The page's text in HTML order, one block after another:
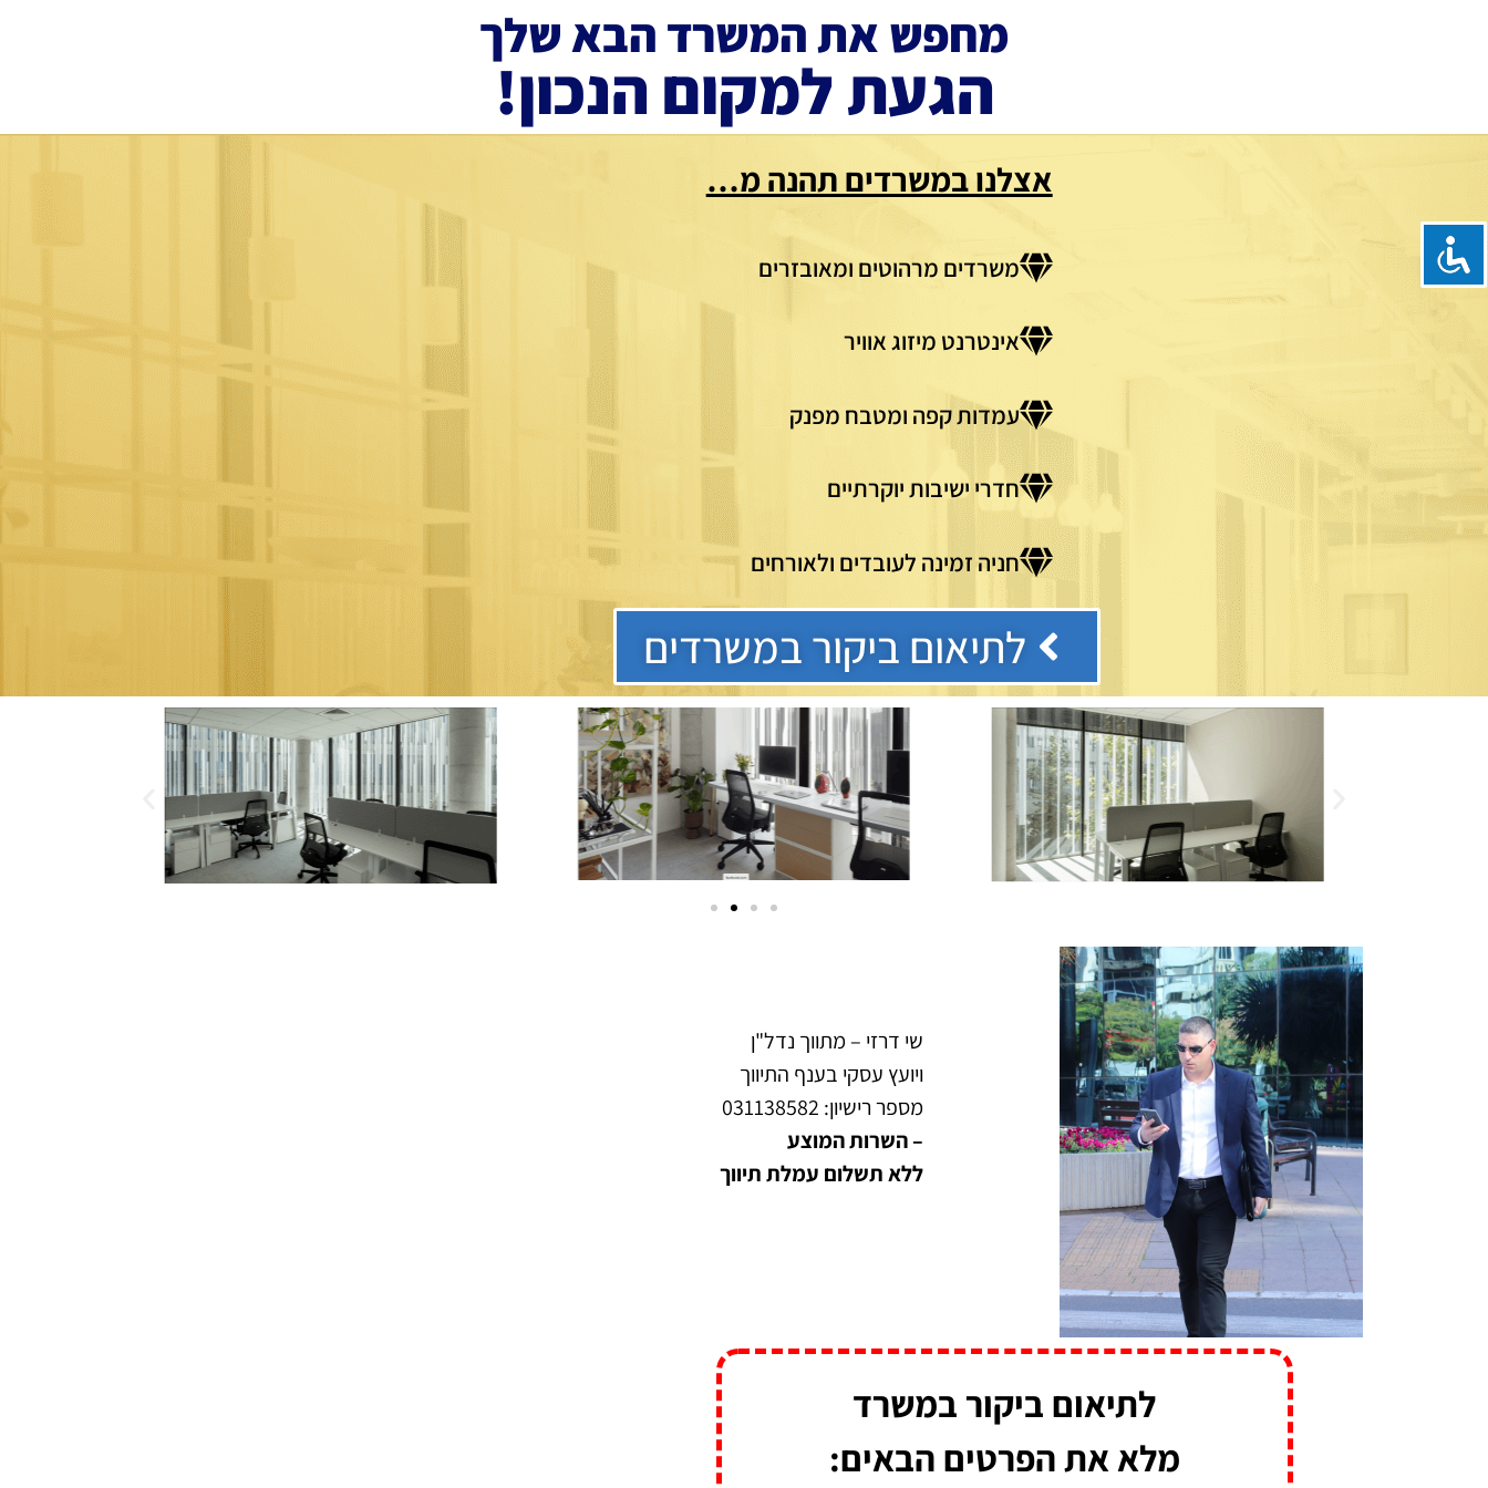
מחפש את המשרד הבא שלך
הגעת למקום הנכון!
אצלנו במשרדים תהנה מ…
משרדים מרהוטים ומאובזרים
אינטרנט מיזוג אוויר
עמדות קפה ומטבח מפנק
חדרי ישיבות יוקרתיים
חניה זמינה לעובדים ולאורחים
לתיאום ביקור במשרדים
שי דרזי – מתווך נדל"ן
ויועץ עסקי בענף התיווך
מספר רישיון: 031138582
– השרות המוצע
ללא תשלום עמלת תיווך
לתיאום ביקור במשרד
מלא את הפרטים הבאים: